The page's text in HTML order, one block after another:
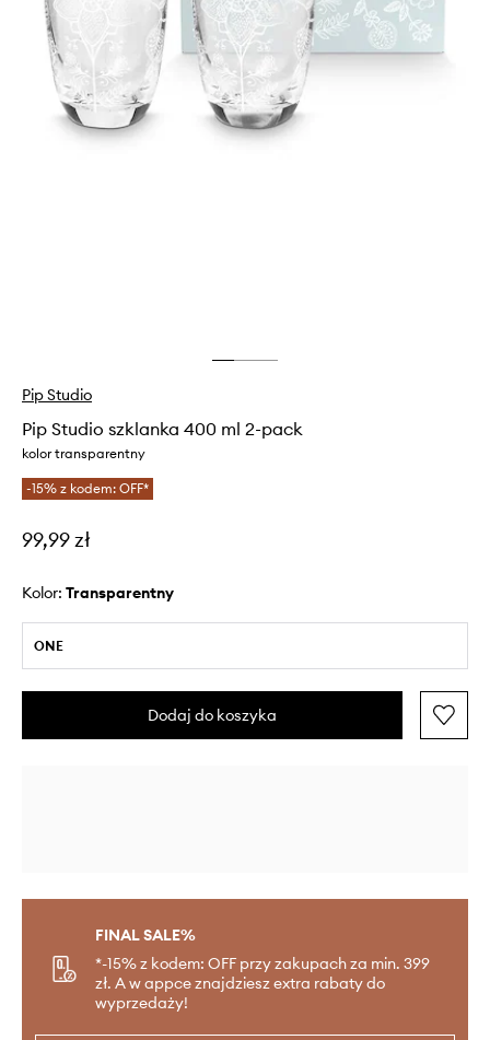
Pip Studio
Pip Studio szklanka 400 ml 2-pack
kolor transparentny
-15% z kodem: OFF*
99,99 zł
Kolor: transparentny
ONE
Dodaj do koszyka
FINAL SALE%
*-15% z kodem: OFF przy zakupach za min. 399
zł. A w appce znajdziesz extra rabaty do
wyprzedaży!